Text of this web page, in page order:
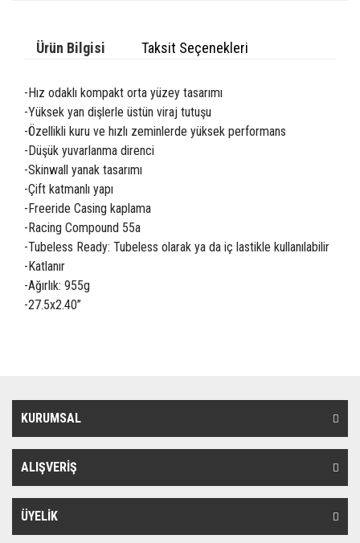
Ürün Bilgisi Taksit Seçenekleri
-Hız odaklı kompakt orta yüzey tasarımı
-Yüksek yan dişlerle üstün viraj tutuşu
-Özellikli kuru ve hızlı zeminlerde yüksek performans
-Düşük yuvarlanma direnci
-Skinwall yanak tasarımı
-Çift katmanlı yapı
-Freeride Casing kaplama
-Racing Compound 55a
-Tubeless Ready: Tubeless olarak ya da iç lastikle kullanılabilir
-Katlanır
-Ağırlık: 955g
-27.5x2.40”
KURUMSAL
ALIŞVERİŞ
ÜYELİK